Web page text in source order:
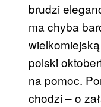
brudzi
ma chyba
polski
na pomoc.
chodzi – o